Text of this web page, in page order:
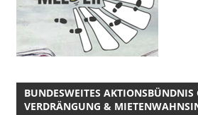
BUNDESWEITES AKTIONSBÜNDNIS
VERDRÄNGUNG &